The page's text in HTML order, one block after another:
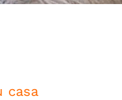
casa